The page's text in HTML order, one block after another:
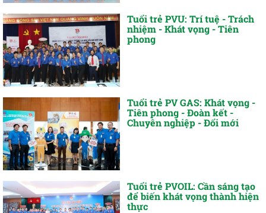
Tuổi trẻ PVU: Trí tuệ - Trách
nhiệm - Khát vọng - Tiên
phong
Tuổi trẻ PV GAS: Khát vọng -
Tiên phong - Đoàn kết -
Chuyên nghiệp - Đổi mới
Tuổi trẻ PVOIL: Cần sáng tạo
để biến khát vọng thành hiện
thực